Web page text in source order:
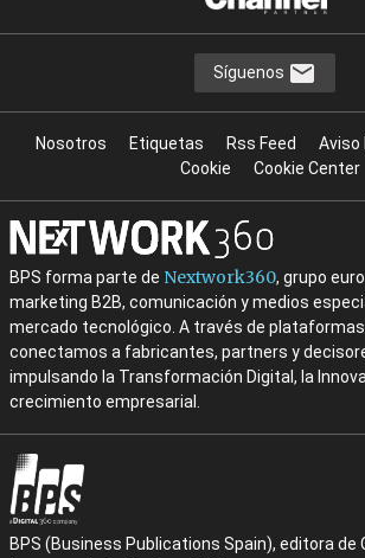
Síguenos
Nosotros Etiquetas Rss Feed Aviso
Cookie
Cookie Center
BPS forma parte de Nextwork360, grupo
marketing B2B, comunicación y medios
mercado tecnológico. A través de
conectamos a fabricantes, partners y
impulsando la Transformación Digital, la
crecimiento empresarial.
BPS (Business Publications Spain), editora de